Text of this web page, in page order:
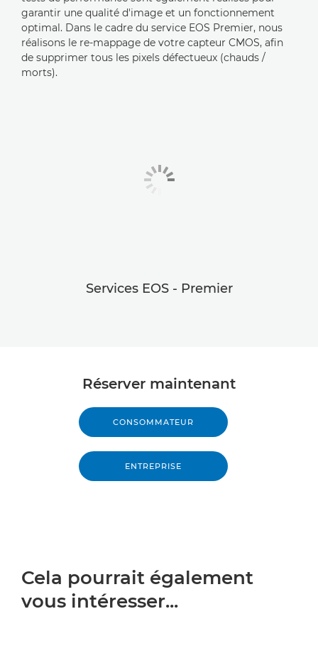
garantir une qualité d'image et un fonctionnement
optimal. Dans le cadre du service EOS Premier, nous
réalisons le re-mappage de votre capteur CMOS, afin
de supprimer tous les pixels défectueux (chauds /
morts).
Services EOS - Premier
Réserver maintenant
CONSOMMATEUR
ENTREPRISE
Cela pourrait également
vous intéresser...